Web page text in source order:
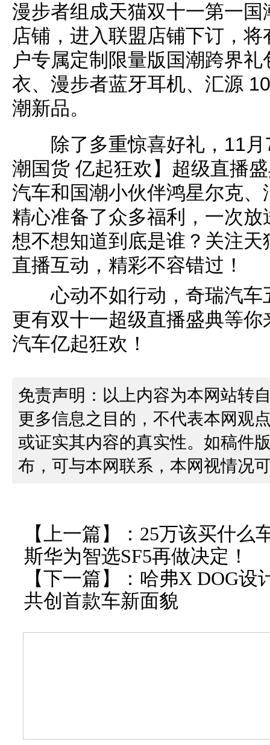
漫步者组成天猫双十一第一
店铺，进入联盟店铺下订，
户专属定制限量版国潮跨界
衣、漫步者蓝牙耳机、汇源
潮新品。
除了多重惊喜好礼，11月
潮国货 亿起狂欢】超级直播
汽车和国潮小伙伴鸿星尔克
精心准备了众多福利，一次
想不想知道到底是谁？关注
直播互动，精彩不容错过！
心动不如行动，奇瑞汽车
更有双十一超级直播盛典等
汽车亿起狂欢！
免责声明：以上内容为本网站转
更多信息之目的，不代表本网观
或证实其内容的真实性。如稿件
布，可与本网联系，本网视情况
【上一篇】： 25万该买什么
斯华为智选SF5再做决定！
【下一篇】： 哈弗X DOG设
共创首款车新面貌